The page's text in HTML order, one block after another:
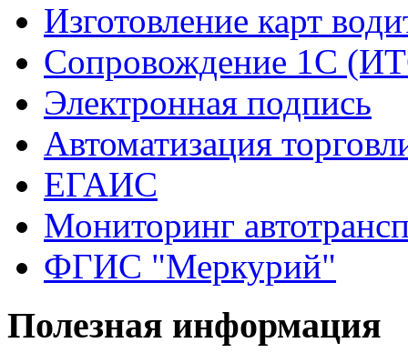
Изготовление карт
Сопровождение 1С
Электронная подпись
Автоматизация
ЕГАИС
Мониторинг
ФГИС "Меркурий"
Полезная информация